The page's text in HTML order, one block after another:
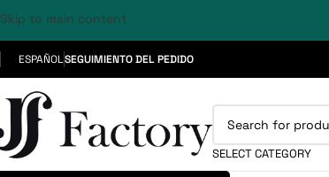
Skip to main content
ESPAÑOLSEGUIMIENTO DEL PEDIDO
SELECT CATEGORY